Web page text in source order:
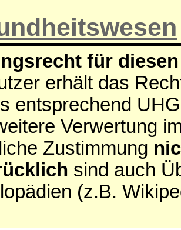
für
erhält das
entsprechend
Verwertung
Zustimmung
sind auch
(z.B.